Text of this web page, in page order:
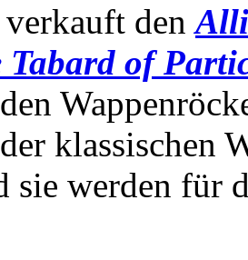
den
Tabard of
klassischen
sie werden für